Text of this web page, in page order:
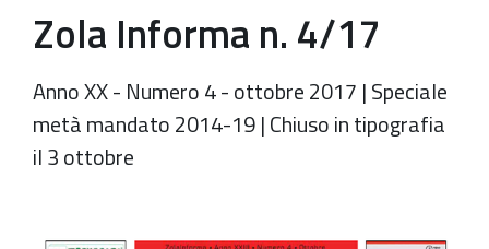
Zola Informa n. 4/17
Anno XX - Numero 4 - ottobre 2017 | Speciale
metà mandato 2014-19 | Chiuso in tipografia
il 3 ottobre